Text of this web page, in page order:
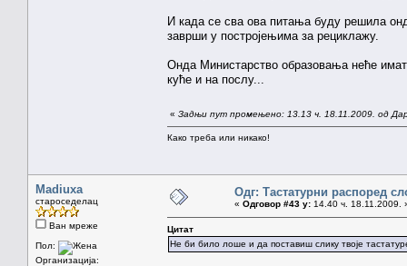
И када се сва ова питања буду решила
заврши у постројењима за рециклажу.
Онда Министарство образовања неће
куће и на послу...
« Задњи пут промењено: 13.13 ч. 18.11.2009. од
Како треба или никако!
Madiuxa
староседелац
Ван мреже
Пол:
Организација:
Одг: Тастатурни распоред
« Одговор #43 у: 14.40 ч. 18.11.2009.
Цитат
Не би било лоше и да поставиш слику твоје